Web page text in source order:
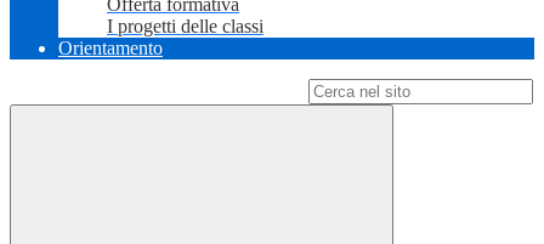
Offerta formativa
I progetti delle classi
Orientamento